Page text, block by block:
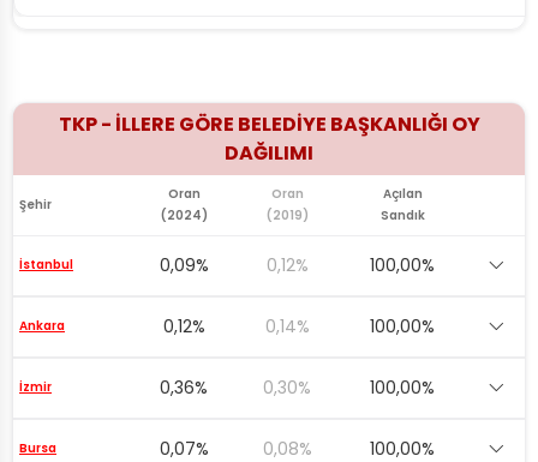
TKP - İLLERE GÖRE BELEDİYE BAŞKANLIĞI OY
DAĞILIMI
Şehir
Oran
(2024)
Oran
(2019)
Açılan
Sandık
İstanbul 0,09% 0,12% 100,00%
Ankara 0,12% 0,14% 100,00%
İzmir 0,36% 0,30% 100,00%
Bursa 0,07% 0,08% 100,00%